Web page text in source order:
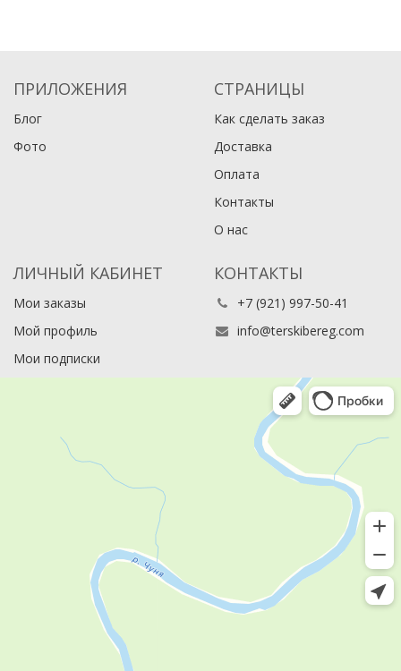
ПРИЛОЖЕНИЯ
Блог
Фото
СТРАНИЦЫ
Как сделать заказ
Доставка
Оплата
Контакты
О нас
ЛИЧНЫЙ КАБИНЕТ
Мои заказы
Мой профиль
Мои подписки
КОНТАКТЫ
+7 (921) 997-50-41
info@terskibereg.com